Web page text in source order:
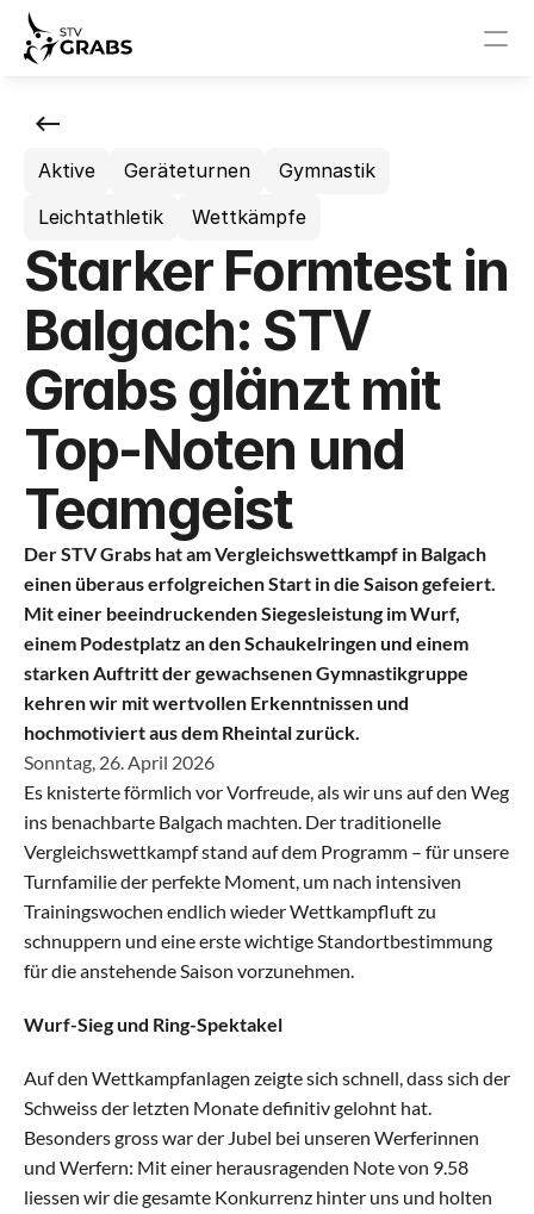
Events
News
Events
Vorstand
Sponsoren
Aktive
Alle Riegen
Schaukelring
Leichtathletik
Gymnastik
Allround
Kinderturnen Klein
Kinderturnen Gross
Aktive Geräteturnen
Gymnastik
Leichtathletik
Wettkämpfe
Starker Formtest in
Balgach: STV
Grabs glänzt mit
Top-Noten und
Teamgeist
Der STV Grabs hat am Vergleichswettkampf in Balgach
einen überaus erfolgreichen Start in die Saison gefeiert.
Mit einer beeindruckenden Siegesleistung im Wurf,
einem Podestplatz an den Schaukelringen und einem
starken Auftritt der gewachsenen Gymnastikgruppe
kehren wir mit wertvollen Erkenntnissen und
hochmotiviert aus dem Rheintal zurück.
Sonntag, 26. April 2026
Es knisterte förmlich vor Vorfreude, als wir uns auf den Weg
ins benachbarte Balgach machten. Der traditionelle
Vergleichswettkampf stand auf dem Programm – für unsere
Turnfamilie der perfekte Moment, um nach intensiven
Trainingswochen endlich wieder Wettkampfluft zu
schnuppern und eine erste wichtige Standortbestimmung
für die anstehende Saison vorzunehmen.
Wurf-Sieg und Ring-Spektakel
Auf den Wettkampfanlagen zeigte sich schnell, dass sich der
Schweiss der letzten Monate definitiv gelohnt hat.
Besonders gross war der Jubel bei unseren Werferinnen
und Werfern: Mit einer herausragenden Note von 9.58
liessen wir die gesamte Konkurrenz hinter uns und holten